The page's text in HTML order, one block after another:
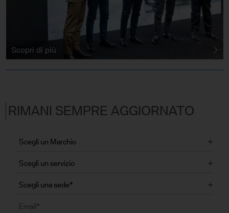
Scopri di più
RIMANI SEMPRE AGGIORNATO